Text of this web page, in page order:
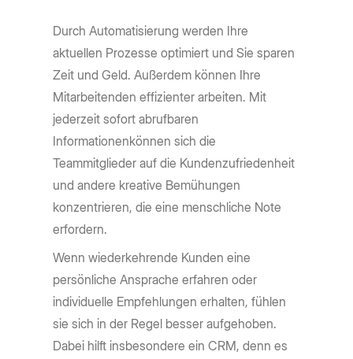
Durch Automatisierung werden Ihre
aktuellen Prozesse optimiert und Sie sparen
Zeit und Geld. Außerdem können Ihre
Mitarbeitenden effizienter arbeiten. Mit
jederzeit sofort abrufbaren
Informationenkönnen sich die
Teammitglieder auf die Kundenzufriedenheit
und andere kreative Bemühungen
konzentrieren, die eine menschliche Note
erfordern.
Wenn wiederkehrende Kunden eine
persönliche Ansprache erfahren oder
individuelle Empfehlungen erhalten, fühlen
sie sich in der Regel besser aufgehoben.
Dabei hilft insbesondere ein CRM, denn es